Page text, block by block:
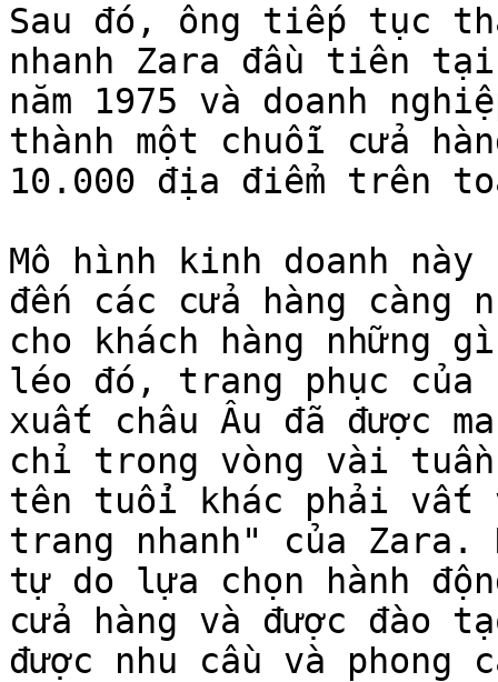
Sau đó, ông tiếp tục
nhanh Zara đầu tiên tại
năm 1975 và doanh
thành một chuỗi cửa
10.000 địa điểm trên
Mô hình kinh doanh
đến các cửa hàng càng
cho khách hàng những
léo đó, trang phục của
xuất châu Âu đã được
chỉ trong vòng vài
tên tuổi khác phải
trang nhanh" của Zara.
tự do lựa chọn hành
cửa hàng và được đào
được nhu cầu và phong